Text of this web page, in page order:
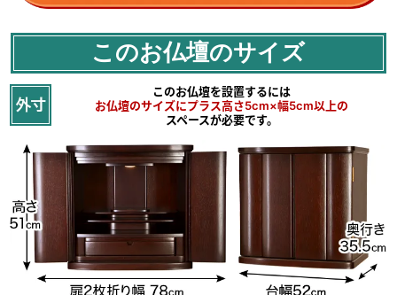
和洋室問わずに馴染む
落ち着いた色合いで高級感に溢れシンプルなフォルムが
和室・洋室問わずお部屋になじみます。
このお仏壇のサイズ
このお仏壇を設置するには
お仏壇のサイズにプラス高さ5cm×幅5cm以上の
スペースが必要です。